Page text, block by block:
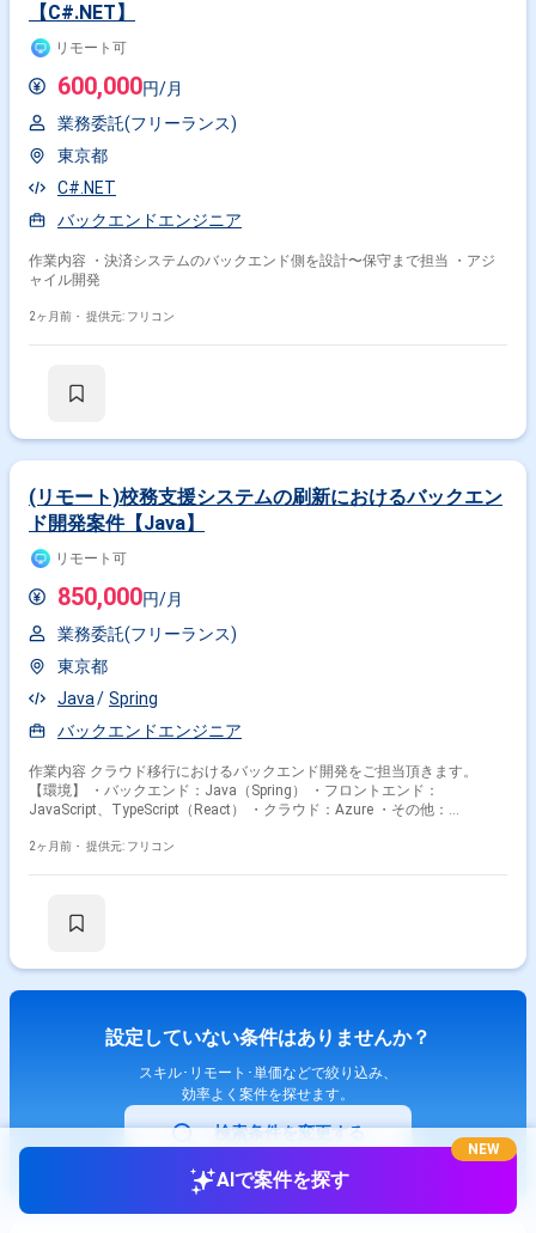
【C#.NET】
リモート可
600,000円/月
業務委託(フリーランス)
東京都
C#.NET
バックエンドエンジニア
作業内容 ・決済システムのバックエンド側を設計〜保守まで担当 ・アジ
ャイル開発
2ヶ月前・ 提供元: フリコン
(リモート)校務支援システムの刷新におけるバックエン
ド開発案件【Java】
リモート可
850,000円/月
業務委託(フリーランス)
東京都
Java
Spring
バックエンドエンジニア
作業内容 クラウド移行におけるバックエンド開発をご担当頂きます。
【環境】 ・バックエンド：Java（Spring） ・フロントエンド：
JavaScript、TypeScript（React） ・クラウド：Azure ・その他：
2ヶ月前・ 提供元: フリコン
設定していない条件はありませんか？
スキル･リモート･単価などで絞り込み、
効率よく案件を探せます。
検索条件を変更する
AIで案件を探す
NEW